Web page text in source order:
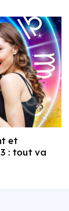
et
: tout va